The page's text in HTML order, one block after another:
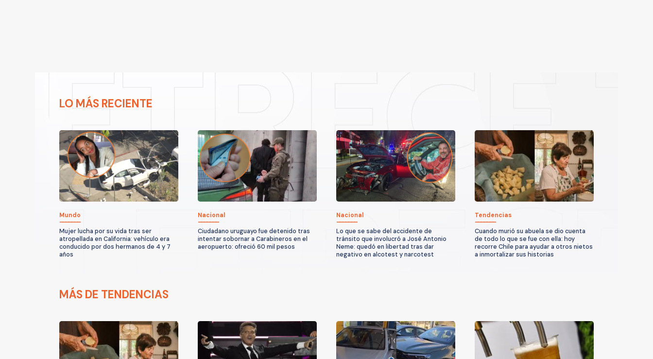
LO MÁS RECIENTE
Mundo
Mujer lucha por su vida tras ser
atropellada en California: vehículo era
conducido por dos hermanos de 4 y 7
años
Nacional
Ciudadano uruguayo fue detenido tras
intentar sobornar a Carabineros en el
aeropuerto: ofreció 60 mil pesos
Nacional
Lo que se sabe del accidente de
tránsito que involucró a José Antonio
Neme: quedó en libertad tras dar
negativo en alcotest y narcotest
Tendencias
Cuando murió su abuela se dio cuenta
de todo lo que se fue con ella: hoy
recorre Chile para ayudar a otros nietos
a inmortalizar sus historias
MÁS DE TENDENCIAS